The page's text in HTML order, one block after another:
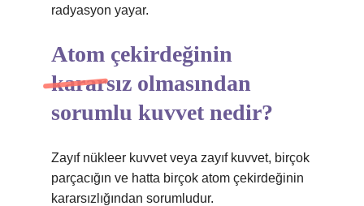
radyasyon yayar.
Atom çekirdeğinin
kararsız olmasından
sorumlu kuvvet nedir?
Zayıf nükleer kuvvet veya zayıf kuvvet, birçok
parçacığın ve hatta birçok atom çekirdeğinin
kararsızlığından sorumludur.